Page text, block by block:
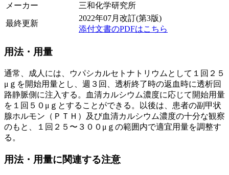
メーカー
三和化学研究所
最終更新
2022年07月改訂(第3版)
添付文書のPDFはこちら
用法・用量
通常、成人には、ウパシカルセトナトリウムとして１回２５
μｇを開始用量とし、週３回、透析終了時の返血時に透析回
路静脈側に注入する。血清カルシウム濃度に応じて開始用量
を１回５０μｇとすることができる。以後は、患者の副甲状
腺ホルモン（ＰＴＨ）及び血清カルシウム濃度の十分な観察
のもと、１回２５〜３００μｇの範囲内で適宜用量を調整す
る。
用法・用量に関連する注意